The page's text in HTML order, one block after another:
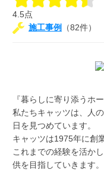
4.5点
施工事例 （82件）
『暮らしに寄り添うホ
私たちキャッツは、人
日を見つめています。
キャッツは1975年に創
これまでの経験を活か
供を目指していきます。